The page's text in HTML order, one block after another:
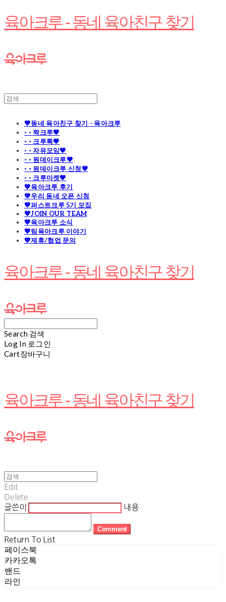
육아크루 - 동네 육아친구 찾기
💖동네 육아친구 찾기 - 육아크루
· · 짝크루🧡
· · 크루톡🧡
· · 자유모임🧡
· · 원데이크루🧡
· · 원데이크루 신청🧡
· · 크루마켓🧡
💖육아크루 후기
💖우리 동네 오픈 신청
💖퍼스트크루 5기 모집
💖JOIN OUR TEAM
💖육아크루 소식
💖팀육아크루 이야기
💖제휴/협업 문의
육아크루 - 동네 육아친구 찾기
Search 검색
Log In 로그인
Cart장바구니
육아크루 - 동네 육아친구 찾기
Edit
Delete
글쓴이
내용
Comment
Return To List
페이스북
카카오톡
밴드
라인